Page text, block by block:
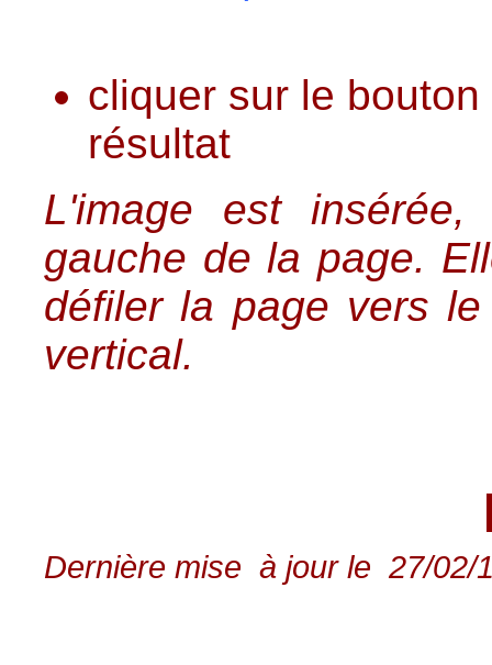
cliquer sur le bouton
résultat
L'image est
gauche de la page.
défiler la page vers
vertical.
Dernière mise à jour le 27/02/